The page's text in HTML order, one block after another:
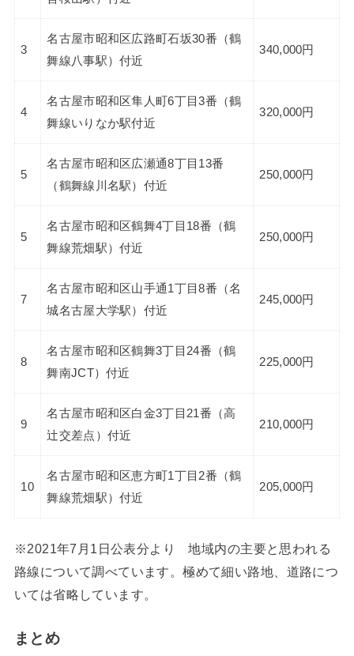
3
名古屋市昭和区広路町石坂30番（鶴
舞線八事駅）付近
340,000円
4
名古屋市昭和区隼人町6丁目3番（鶴
舞線いりなか駅付近
320,000円
5
名古屋市昭和区広瀬通8丁目13番
（鶴舞線川名駅）付近
250,000円
5
名古屋市昭和区鶴舞4丁目18番（鶴
舞線荒畑駅）付近
250,000円
7
名古屋市昭和区山手通1丁目8番（名
城名古屋大学駅）付近
245,000円
8
名古屋市昭和区鶴舞3丁目24番（鶴
舞南JCT）付近
225,000円
9
名古屋市昭和区白金3丁目21番（高
辻交差点）付近
210,000円
10
名古屋市昭和区恵方町1丁目2番（鶴
舞線荒畑駅）付近
205,000円
※2021年7月1日公表分より 地域内の主要と思われる
路線について調べています。極めて細い路地、道路につ
いては省略しています。
まとめ